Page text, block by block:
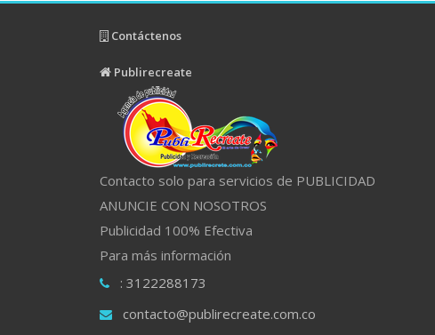
Contáctenos
Publirecreate
Contacto solo para servicios de PUBLICIDAD
ANUNCIE CON NOSOTROS
Publicidad 100% Efectiva
Para más información
: 3122288173
contacto@publirecreate.com.co